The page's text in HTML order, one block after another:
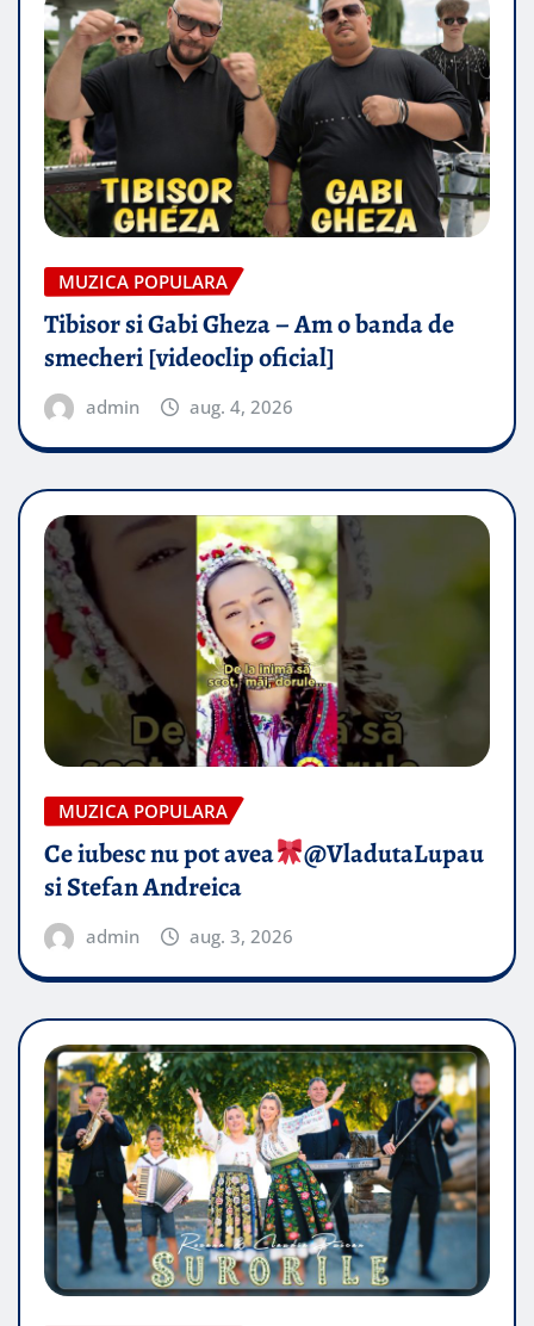
MUZICA POPULARA
Tibisor si Gabi Gheza – Am o banda de
smecheri [videoclip oficial]
admin aug. 4, 2026
MUZICA POPULARA
Ce iubesc nu pot avea
​@VladutaLupau
si Stefan Andreica
admin aug. 3, 2026